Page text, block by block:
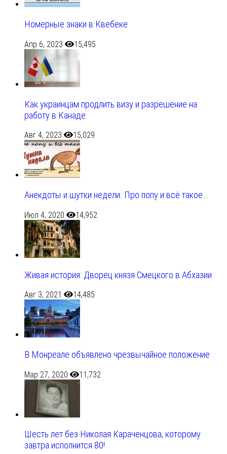
Номерные знаки в Квебеке
Апр 6, 2023 15,495
Как украинцам продлить визу и разрешение на
работу в Канаде
Авг 4, 2023 15,029
Анекдоты и шутки недели. Про попу и всё такое…
Июл 4, 2020 14,952
Живая история: Дворец князя Смецкого в Абхазии
Авг 3, 2021 14,485
В Монреале объявлено чрезвычайное положение
Мар 27, 2020 11,732
Шесть лет без Николая Караченцова, которому
завтра исполнится 80!